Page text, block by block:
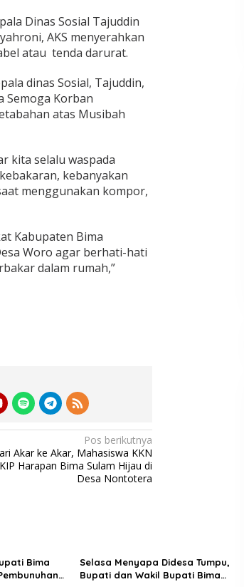
Dinas Sosial Tajuddin
AKS menyerahkan
atau tenda darurat.
dinas Sosial, Tajuddin,
Semoga Korban
atas Musibah
kita selalu waspada
kebanyakan
menggunakan kompor,
Kabupaten Bima
Woro agar berhati-hati
dalam rumah,”
Pos berikutnya
Akar ke Akar, Mahasiswa KKN
Harapan Bima Sulam Hijau di
Desa Nontotera
Bima
Selasa Menyapa Didesa Tumpu,
Bupati dan Wakil Bupati Bima